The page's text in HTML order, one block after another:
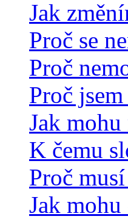
Jak
Proč se
Proč
Proč
Jak
K čemu
Proč
Jak